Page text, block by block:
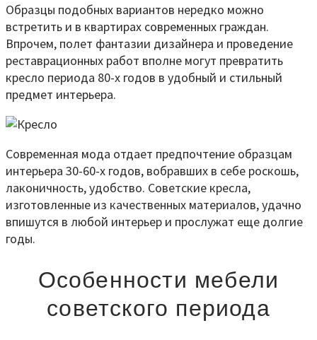
Образцы подобных вариантов нередко можно
встретить и в квартирах современных граждан.
Впрочем, полет фантазии дизайнера и проведение
реставрационных работ вполне могут превратить
кресло периода 80-х годов в удобный и стильный
предмет интерьера.
Современная мода отдает предпочтение образцам
интерьера 30-60-х годов, вобравших в себе роскошь,
лаконичность, удобство. Советские кресла,
изготовленные из качественных материалов, удачно
впишутся в любой интерьер и прослужат еще долгие
годы.
Особенности мебели
советского периода